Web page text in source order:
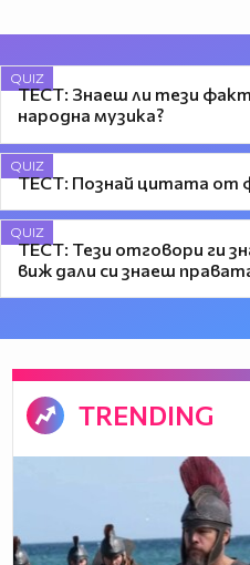
QUIZ
ТЕСТ: Знаеш ли тези
народна музика?
QUIZ
ТЕСТ: Познай цитата от
QUIZ
ТЕСТ: Тези отговори ги
виж дали си знаеш
TRENDING